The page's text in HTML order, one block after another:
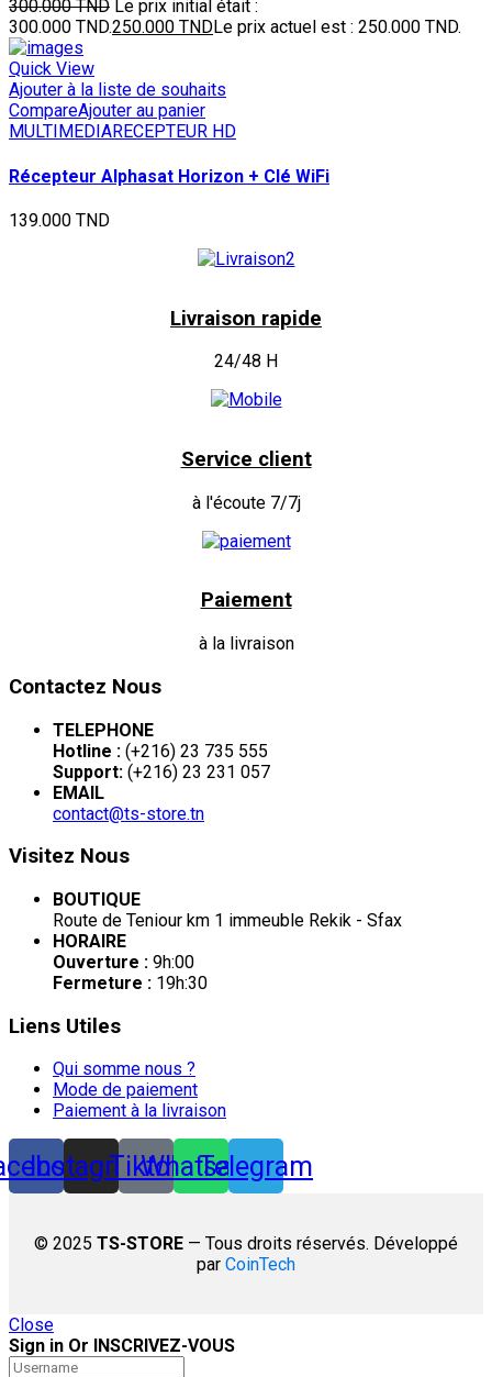
300.000TND Le prix initial était :
300.000 TND.250.000 TNDLe prix actuel est : 250.000 TND.
Quick View
Ajouter à la liste de souhaits
CompareAjouter au panier
MULTIMEDIARECEPTEUR HD
Récepteur Alphasat Horizon + Clé WiFi
139.000 TND
Livraison rapide
24/48 H
Service client
à l'écoute 7/7j
Paiement
à la livraison
Contactez Nous
TELEPHONE
Hotline : (+216) 23 735 555
Support: (+216) 23 231 057
EMAIL
contact@ts-store.tn
Visitez Nous
BOUTIQUE
Route de Teniour km 1 immeuble Rekik - Sfax
HORAIRE
Ouverture : 9h:00
Fermeture : 19h:30
Liens Utiles
Qui somme nous ?
Mode de paiement
Paiement à la livraison
Instagram
Tiktok
Whatsapp
Telegram
© 2025 TS-STORE — Tous droits réservés. Développé
par CoinTech
Close
Sign in Or INSCRIVEZ-VOUS